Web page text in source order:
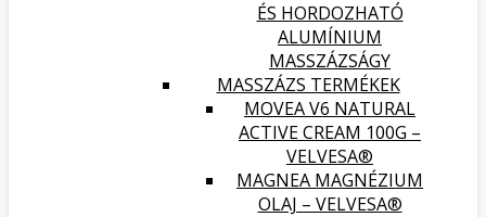
ÉS HORDOZHATÓ
ALUMÍNIUM
MASSZÁZSÁGY
MASSZÁZS TERMÉKEK
MOVEA V6 NATURAL
ACTIVE CREAM 100G –
VELVESA®
MAGNEA MAGNÉZIUM
OLAJ – VELVESA®